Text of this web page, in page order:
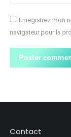
Enregistrez mon
navigateur pour la
Poster
Contact